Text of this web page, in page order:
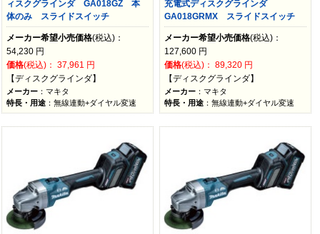
ィスクグラインダ GA018GZ 本
体のみ スライドスイッチ
メーカー希望小売価格(税込)：
54,230 円
価格(税込)：37,961 円
【ディスクグラインダ】
メーカー ：マキタ
特長・用途 ：無線連動+ダイヤル変速
充電式ディスクグラインダ
GA018GRMX スライドスイッチ
メーカー希望小売価格(税込)：
127,600 円
価格(税込)：89,320 円
【ディスクグラインダ】
メーカー ：マキタ
特長・用途 ：無線連動+ダイヤル変速